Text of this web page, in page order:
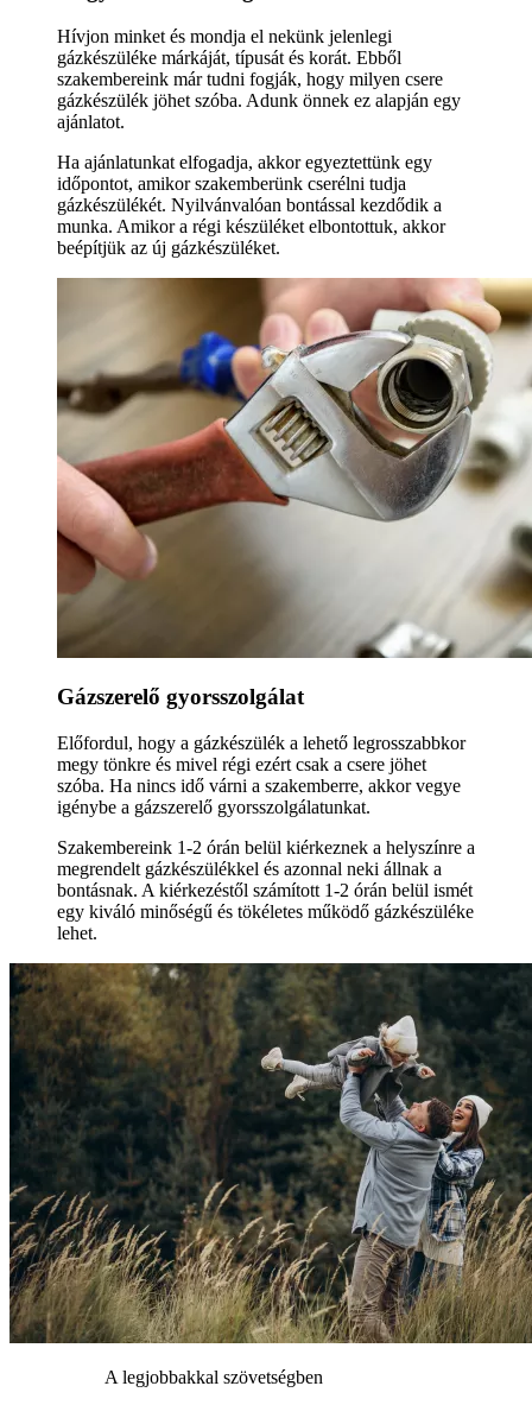
Hívjon minket és mondja el nekünk jelenlegi
gázkészüléke márkáját, típusát és korát. Ebből
szakembereink már tudni fogják, hogy milyen csere
gázkészülék jöhet szóba. Adunk önnek ez alapján egy
ajánlatot.
Ha ajánlatunkat elfogadja, akkor egyeztettünk egy
időpontot, amikor szakemberünk cserélni tudja
gázkészülékét. Nyilvánvalóan bontással kezdődik a
munka. Amikor a régi készüléket elbontottuk, akkor
beépítjük az új gázkészüléket.
Gázszerelő gyorsszolgálat
Előfordul, hogy a gázkészülék a lehető legrosszabbkor
megy tönkre és mivel régi ezért csak a csere jöhet
szóba. Ha nincs idő várni a szakemberre, akkor vegye
igénybe a gázszerelő gyorsszolgálatunkat.
Szakembereink 1-2 órán belül kiérkeznek a helyszínre a
megrendelt gázkészülékkel és azonnal neki állnak a
bontásnak. A kiérkezéstől számított 1-2 órán belül ismét
egy kiváló minőségű és tökéletes működő gázkészüléke
lehet.
A legjobbakkal szövetségben